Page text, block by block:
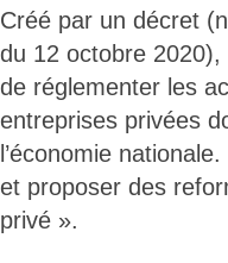
Créé par un décret
du 12 octobre
de réglementer les
entreprises privées
l’économie
et proposer des
privé ».